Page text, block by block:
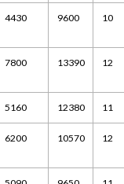
4430 9600 10
7800 13390 12
5160 12380 11
6200 10570 12